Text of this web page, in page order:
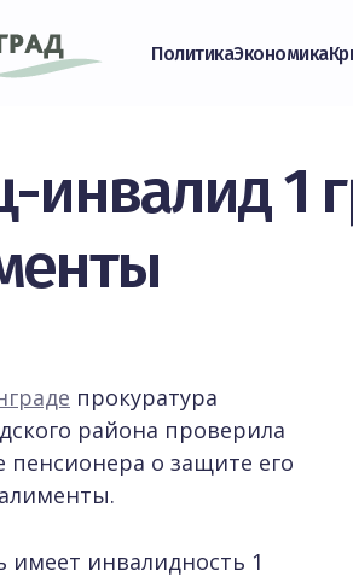
ПолитикаЭкономика
инвалид 1
прокуратура
района проверила
пенсионера о защите его
имеет инвалидность 1